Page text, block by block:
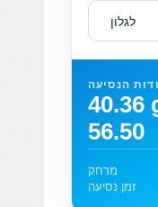
לגלון
הנסיעה
40.36
56.50
מרחק
זמן נסיעה